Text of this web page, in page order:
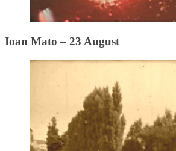
Ioan Mato – 23 August